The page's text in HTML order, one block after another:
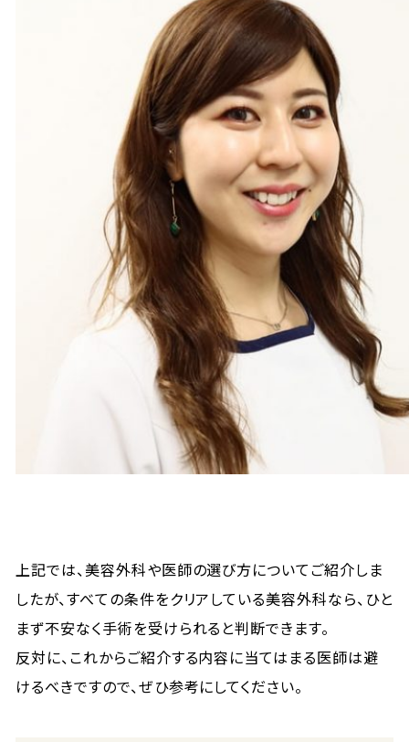
上記では、美容外科や医師の選び方についてご紹介しま
したが、すべての条件をクリアしている美容外科なら、ひと
まず不安なく手術を受けられると判断できます。
反対に、これからご紹介する内容に当てはまる医師は避
けるべきですので、ぜひ参考にしてください。